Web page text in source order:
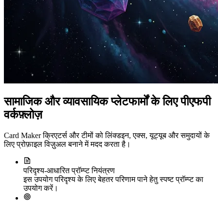
सामाजिक और व्यावसायिक प्लेटफार्मों के लिए पीएफपी
वर्कफ़्लोज़
Card Maker क्रिएटर्स और टीमों को लिंक्डइन, एक्स, यूट्यूब और समुदायों के
लिए प्रोफ़ाइल विज़ुअल बनाने में मदद करता है।
परिदृश्य-आधारित प्रॉम्प्ट नियंत्रण
इस उपयोग परिदृश्य के लिए बेहतर परिणाम पाने हेतु स्पष्ट प्रॉम्प्ट का
उपयोग करें।